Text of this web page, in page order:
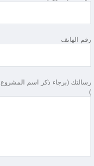
رقم الهاتف
رسالتك (برجاء ذكر اسم المشروع
)